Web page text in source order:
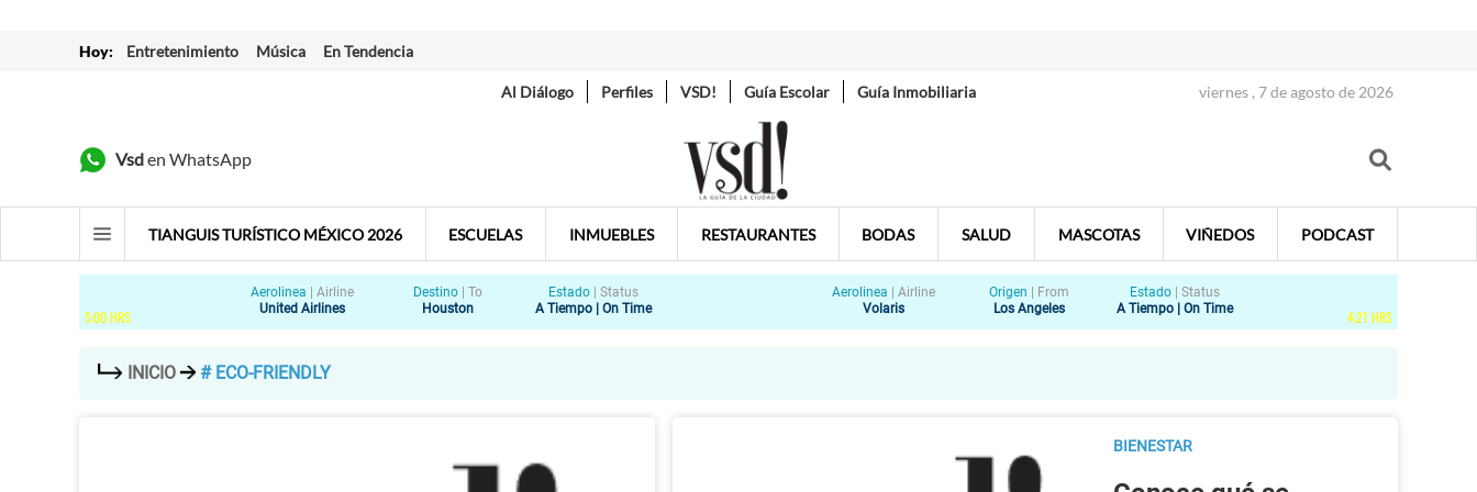
Hoy: Entretenimiento Música En Tendencia
Al Diálogo Perfiles VSD! Guía Escolar Guía Inmobiliaria viernes , 7 de agosto de 2026
Vsden WhatsApp
TIANGUIS TURÍSTICO MÉXICO 2026 ESCUELAS INMUEBLES RESTAURANTES BODAS SALUD MASCOTAS VIÑEDOS PODCAST
5:00HRS
Aerolinea
Airline
United Airlines
Destino
To
Houston
Estado
Status
A Tiempo | On Time
Aerolinea
Airline
Volaris
Origen
From
Los Angeles
Estado
Status
A Tiempo | On Time
4:21 HRS
INICIO # ECO-FRIENDLY
BIENESTAR